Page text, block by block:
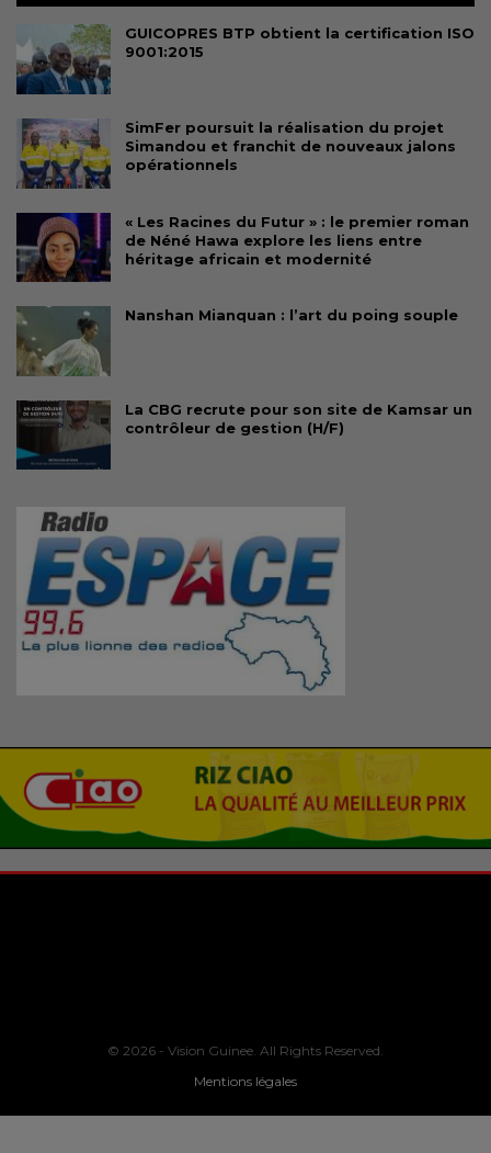
GUICOPRES BTP obtient la certification ISO
9001:2015
SimFer poursuit la réalisation du projet
Simandou et franchit de nouveaux jalons
opérationnels
« Les Racines du Futur » : le premier roman
de Néné Hawa explore les liens entre
héritage africain et modernité
Nanshan Mianquan : l’art du poing souple
La CBG recrute pour son site de Kamsar un
contrôleur de gestion (H/F)
© 2026 - Vision Guinee. All Rights Reserved.
Mentions légales